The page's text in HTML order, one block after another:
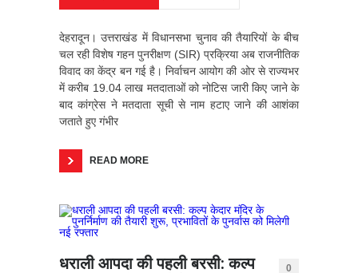
देहरादून। उत्तराखंड में विधानसभा चुनाव की तैयारियों के बीच
चल रही विशेष गहन पुनरीक्षण (SIR) प्रक्रिया अब राजनीतिक
विवाद का केंद्र बन गई है। निर्वाचन आयोग की ओर से राज्यभर
में करीब 19.04 लाख मतदाताओं को नोटिस जारी किए जाने के
बाद कांग्रेस ने मतदाता सूची से नाम हटाए जाने की आशंका
जताते हुए गंभीर
READ MORE
धराली आपदा की पहली बरसी: कल्प
0